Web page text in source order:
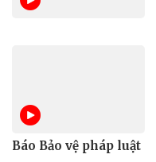
Báo Bảo vệ pháp luật